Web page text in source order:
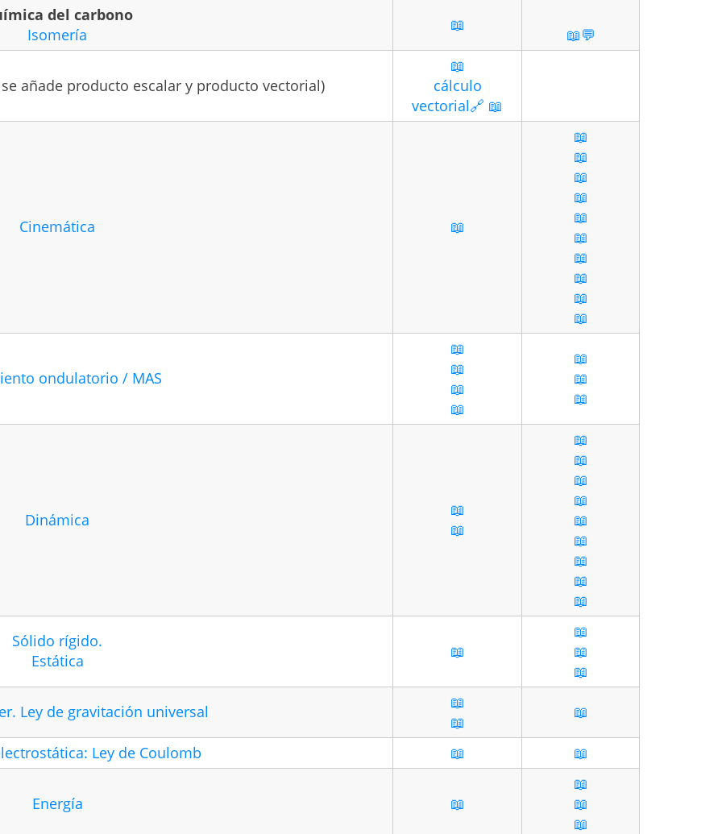
del carbono
Isomería
📖
📖💬
añade producto escalar y producto vectorial)
📖
cálculo
vectorial🔗 📖
Cinemática 📖
📖
📖
📖
📖
📖
📖
📖
📖
📖
📖
ondulatorio / MAS
📖
📖
📖
📖
📖
📖
📖
Dinámica
📖
📖
📖
📖
📖
📖
📖
📖
📖
📖
📖
Sólido rígido.
Estática
📖
📖
📖
📖
Ley de gravitación universal
📖
📖
📖
Ley de Coulomb 📖 📖
Energía 📖
📖
📖
📖